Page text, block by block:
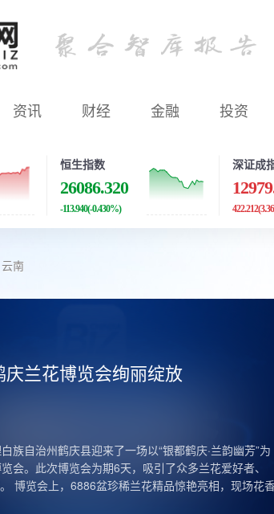
资讯 财经 金融 投资
恒生指数
26086.320
-113.940(-0.430%)
深证成
422.212
云南
议
署2026年工作重点 近日，云南省高级人民法院组织召
，并同步举行了2026年党风廉政建设和反腐败工作会
了过去一年的工作成果，并对新年度的重点任务进行